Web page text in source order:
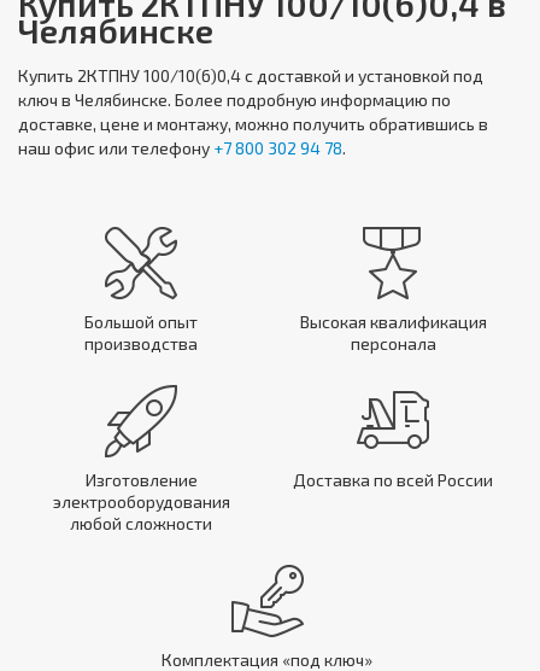
Челябинске
Купить 2КТПНУ 100/10(6)0,4с доставкой и установкой под
ключ в Челябинске. Более подробную информацию по
доставке, цене и монтажу, можно получить обратившись в
наш офис или телефону +7 800 302 94 78.
Большой опыт
производства
Высокая квалификация
персонала
Изготовление
электрооборудования
любой сложности
Доставка по всей России
Комплектация «под ключ»